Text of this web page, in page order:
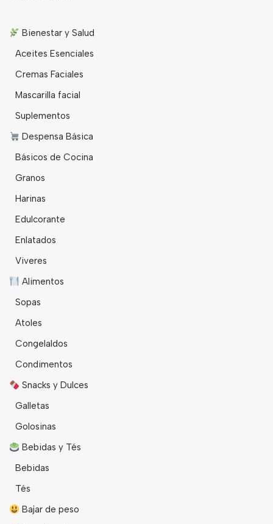
Bienestar y Salud
Aceites Esenciales
Cremas Faciales
Mascarilla facial
Suplementos
Despensa Básica
Básicos de Cocina
Granos
Harinas
Edulcorante
Enlatados
Viveres
Alimentos
Sopas
Atoles
Congelaldos
Condimentos
Snacks y Dulces
Galletas
Golosinas
Bebidas y Tés
Bebidas
Tés
Bajar de peso